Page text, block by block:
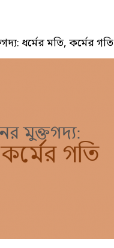
ধর্মের মতি, কর্মের গতি